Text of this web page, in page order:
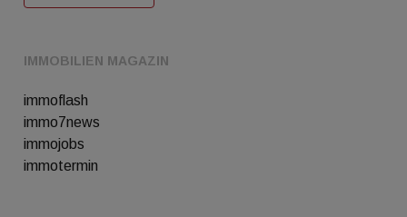
IMMOBILIEN MAGAZIN
immoflash
immo7news
immojobs
immotermin